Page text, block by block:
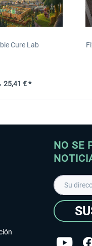
Cure Lab
25,41 € *
NO SE